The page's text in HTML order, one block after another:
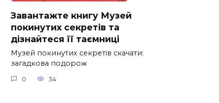
Завантажте книгу Музей
покинутих секретів та
дізнайтеся її таємниці
Музей покинутих секретів скачати:
загадкова подорож
0 34